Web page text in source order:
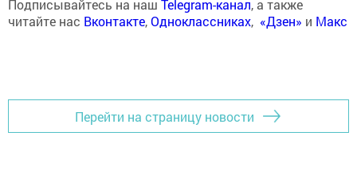
Подписывайтесь на наш Telegram-канал, а также
читайте нас Вконтакте,Одноклассниках, «Дзен» и Макс
Перейти на страницу новости